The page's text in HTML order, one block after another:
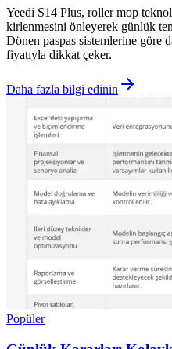
Yeedi S14 Plus, roller mop
kirlenmesini önleyerek günlük
Dönen paspas sistemlerine göre
fiyatıyla dikkat çeker.
Daha fazla bilgi edinin
Popüler